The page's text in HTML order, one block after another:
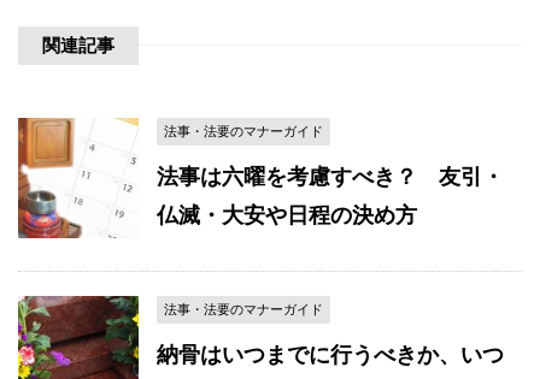
関連記事
法事・法要のマナーガイド
法事は六曜を考慮すべき？ 友引・
仏滅・大安や日程の決め方
法事・法要のマナーガイド
納骨はいつまでに行うべきか、いつ